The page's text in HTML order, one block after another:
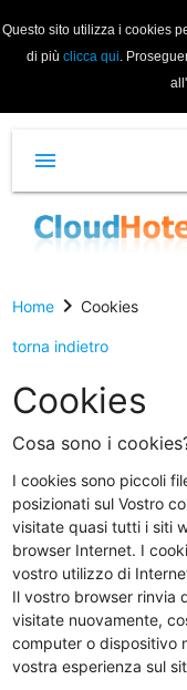
Questo sito utilizza i cookies
di più clicca qui.
menu
Homechevron_right Cookies
torna indietro
Cookies
Cosa sono i
I cookies sono piccoli
posizionati sul Vostro
visitate quasi tutti i siti
browser Internet. I
vostro utilizzo di
Il vostro browser rinvia
visitate nuovamente,
computer o dispositivo
vostra esperienza sul